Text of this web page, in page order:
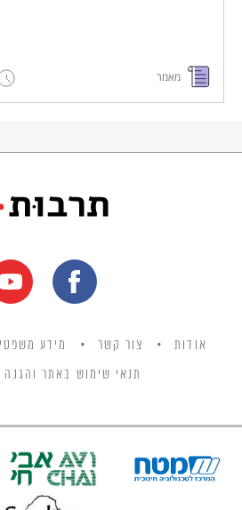
מאמר
אודות צור קשר מידע משפטי
תנאי שימוש באתר והגנה